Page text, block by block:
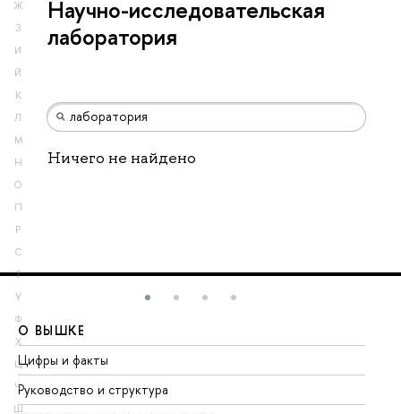
Ж
З
И
Й
К
Л
М
Н
О
П
Р
С
Т
У
Ф
Х
Ц
Ч
Ш
Научно-исследовательская
лаборатория
Ничего не найдено
О ВЫШКЕ
Цифры и факты
Руководство и структура